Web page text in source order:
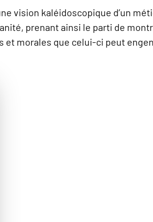
vision kaléidoscopique d’un
prenant ainsi le parti de
morales que celui-ci peut